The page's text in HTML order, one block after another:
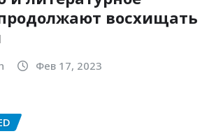
восхищать
Фев 17, 2023